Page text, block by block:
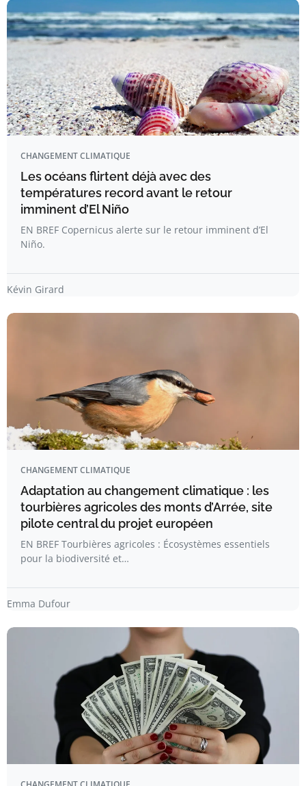
CHANGEMENT CLIMATIQUE
Les océans flirtent déjà avec des
températures record avant le retour
imminent d’El Niño
EN BREF Copernicus alerte sur le retour imminent d’El
Niño.
Kévin Girard
CHANGEMENT CLIMATIQUE
Adaptation au changement climatique : les
tourbières agricoles des monts d’Arrée, site
pilote central du projet européen
EN BREF Tourbières agricoles : Écosystèmes essentiels
pour la biodiversité et…
Emma Dufour